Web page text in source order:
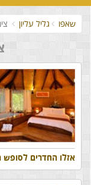
שאפו גליל עליון
אזלו החדרים לסופש